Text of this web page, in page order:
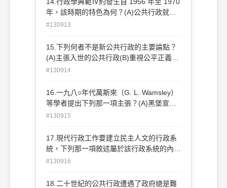
年，該時期的特色為何？(A)公共行政就是
公共行政(B)行政原則的確立(C)公共行政即
#130913
15.下列何者不是新公共行政的主要論點？
(A)主張入世的公共行政(B)重視公平正義
(C)主張適應環境的動盪不安(D)強調價值中
#130914
16.一九八○年代萬斯來（G. L. Wamsley）
等學者提出下列那一項主張？(A)黑堡宣言
(B)知識經濟(C)社會資本(D)全球化趨勢
#130915
17.現代行政工作要建立民主人文的行政系
統，下列那一項敘述屬於該行政系統的內
涵？(A)將人當機器看待(B)以監督制裁代替
權力分享，人人負責
#130916
18.二十世紀的公共行政遭遇了政府總是難